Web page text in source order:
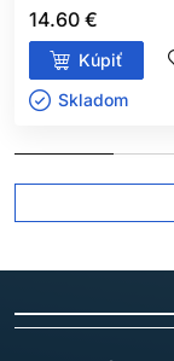
14.60 €
Kúpiť
Skladom ㅤ